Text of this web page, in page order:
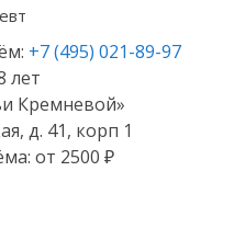
+7 (495) 021-89-97
лет
Кремневой»
д. 41, корп 1
от 2500 ₽